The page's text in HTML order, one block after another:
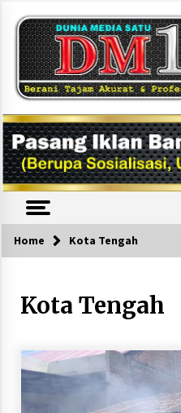
content
Home Kota Tengah
Kota Tengah